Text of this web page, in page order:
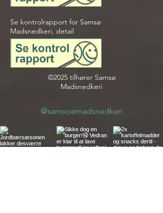
Se kontrolrapport for Samsø
Madsnedkeri, detail
©2025 tilhører Samsø
Madsnedkeri
@samsoemadsnedkeri